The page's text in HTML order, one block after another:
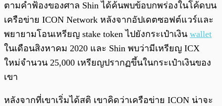
ตามคำฟ้องของศาล Shin ได้ค้นพบข้อบกพร่องในโค้ดบน
เครือข่าย ICON Network หลังจากอัปเดตซอฟต์แวร์และ
พยายามโอนเหรียญ stake token ไปยังกระเป๋าเงิน wallet
ในเดือนสิงหาคม 2020 และ Shin พบว่ามีเหรียญ ICX
ใหม่จำนวน 25,000 เหรียญปรากฏขึ้นในกระเป๋าเงินของ
เขา
หลังจากที่เขาเริ่มได้สติ เขาคิดว่าเครือข่าย ICON น่าจะ